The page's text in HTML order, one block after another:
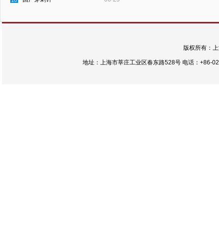
版权所有：
地址：上海市莘庄工业区春东路528号 电话：+86-